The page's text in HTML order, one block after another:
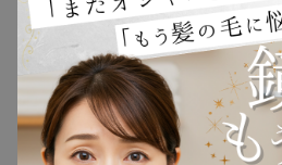
ウィッグ
プレゼント